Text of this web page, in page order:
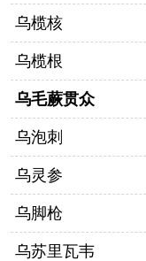
乌榄核
乌榄根
乌毛蕨贯众
乌泡刺
乌灵参
乌脚枪
乌苏里瓦韦